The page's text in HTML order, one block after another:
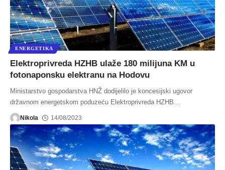
ENERGETIKA
Elektroprivreda HZHB ulaže 180 milijuna KM u
fotonaponsku elektranu na Hodovu
Ministarstvo gospodarstva HNŽ dodijelilo je koncesijski ugovor
državnom energetskom poduzeću Elektroprivreda HZHB
Nikola 14/08/2023